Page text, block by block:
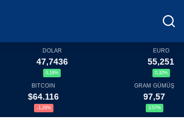
DOLAR
47,7436
0,18%
EURO
55,251
0,32%
BITCOIN
$64.116
-1,26%
GRAM GÜMÜŞ
97,57
3,57%